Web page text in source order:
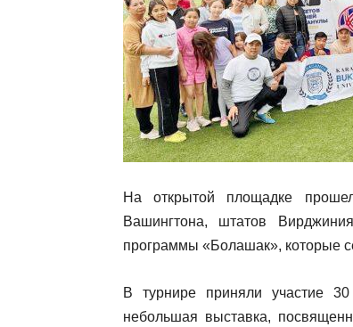
На открытой площадке
Вашингтона, штатов
программы «Болашак», которые
В турнире приняли участие
небольшая выставка,